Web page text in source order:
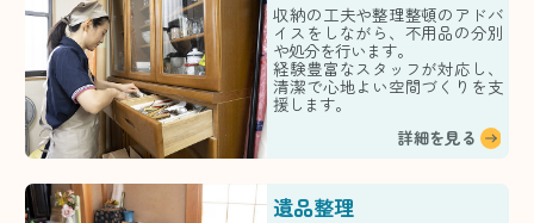
収納の工夫や整理整頓のアドバ
イスをしながら、不用品の分別
や処分を行います。
経験豊富なスタッフが対応し、
清潔で心地よい空間づくりを支
援します。
詳細を見る
遺品整理